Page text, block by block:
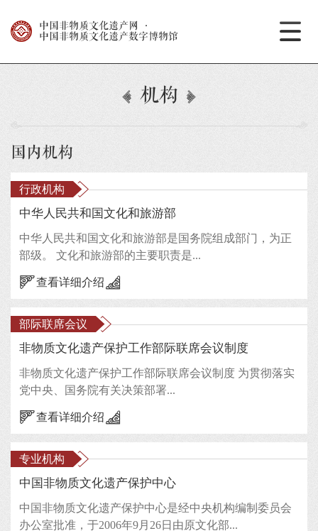
中国非物质文化遗产网
·
中国非物质文化遗产数字博物馆
机构
国内机构
行政机构
中华人民共和国文化和旅游部
中华人民共和国文化和旅游部是国务院组成部门，为正
部级。 文化和旅游部的主要职责是...
查看详细介绍
部际联席会议
非物质文化遗产保护工作部际联席会议制度
非物质文化遗产保护工作部际联席会议制度 为贯彻落实
党中央、国务院有关决策部署...
查看详细介绍
专业机构
中国非物质文化遗产保护中心
中国非物质文化遗产保护中心是经中央机构编制委员会
办公室批准，于2006年9月26日由原文化部...